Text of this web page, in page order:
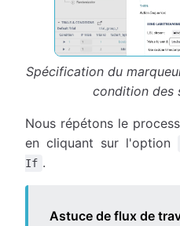
Spécification du
condition des
Nous répétons le
en cliquant sur l'option
If .
Astuce de flux de